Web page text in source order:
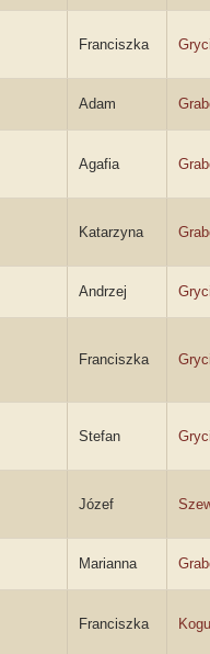
Franciszka
Adam
Agafia
Katarzyna
Andrzej
Franciszka
Stefan
Józef
Marianna
Franciszka